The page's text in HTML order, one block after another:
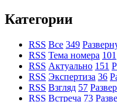
Категории
RSS Все 349
RSS Тема номера 101
RSS Актуально 151
RSS Экспертиза 36
RSS Взгляд 57
RSS Встреча 73